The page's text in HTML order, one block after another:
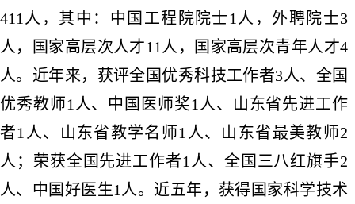
411人，其中：中国工程院院士1人，外聘院士3
人，国家高层次人才11人，国家高层次青年人才4
人。近年来，获评全国优秀科技工作者3人、全国
优秀教师1人、中国医师奖1人、山东省先进工作
者1人、山东省教学名师1人、山东省最美教师2
人；荣获全国先进工作者1人、全国三八红旗手2
人、中国好医生1人。 近五年 ， 获得国家科学技术